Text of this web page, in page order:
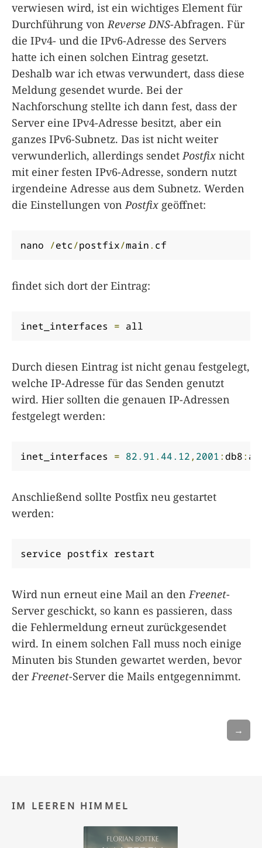
verwiesen wird, ist ein wichtiges Element für
Durchführung vonReverse DNS-Abfragen. Für
die IPv4- und die IPv6-Adresse des Servers
hatte ich einen solchen Eintrag gesetzt.
Deshalb war ich etwas verwundert, dass diese
Meldung gesendet wurde. Bei der
Nachforschung stellte ich dann fest, dass der
Server eine IPv4-Adresse besitzt, aber ein
ganzes IPv6-Subnetz. Das ist nicht weiter
verwunderlich, allerdings sendetPostfix nicht
mit einer festen IPv6-Adresse, sondern nutzt
irgendeine Adresse aus dem Subnetz. Werden
die Einstellungen vonPostfix geöffnet:
nano /etc/postfix/main. cf
findet sich dort der Eintrag:
inet_interfaces = all
Durch diesen Eintrag ist nicht genau festgelegt,
welche IP-Adresse für das Senden genutzt
wird. Hier sollten die genauen IP-Adressen
festgelegt werden:
inet_interfaces = 82.91.44.12 , 2001:db8:
Anschließend sollte Postfix neu gestartet
werden:
service postfix restart
Wird nun erneut eine Mail an denFreenet-
Server geschickt, so kann es passieren, dass
die Fehlermeldung erneut zurückgesendet
wird. In einem solchen Fall muss noch einige
Minuten bis Stunden gewartet werden, bevor
derFreenet-Server die Mails entgegennimmt.
→
IM LEEREN HIMMEL